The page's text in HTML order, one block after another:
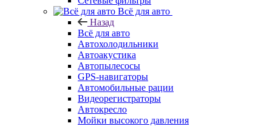
Всё для авто
Назад
Всё для авто
Автохолодильники
Автоакустика
Автопылесосы
GPS-навигаторы
Автомобильные рации
Видеорегистраторы
Автокресло
Мойки высокого давления